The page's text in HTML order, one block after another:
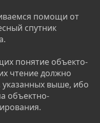
помощи от
спутник
понятие объекто-
чтение должно
указанных выше, ибо
объектно-